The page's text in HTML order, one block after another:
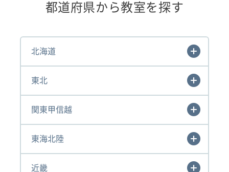
都道府県から教室を探す
北海道
東北
関東甲信越
東海北陸
近畿